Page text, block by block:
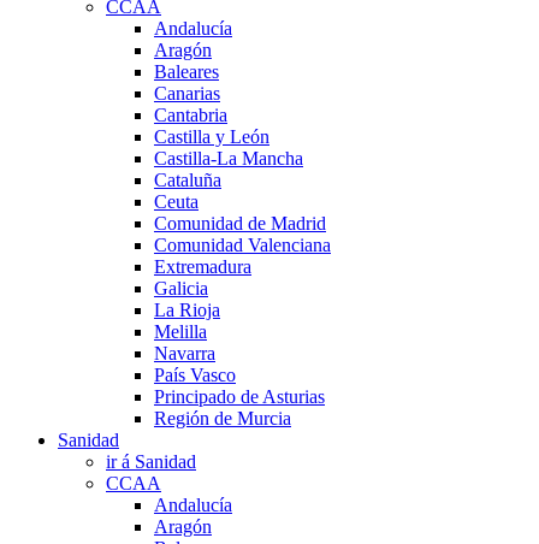
CCAA
Andalucía
Aragón
Baleares
Canarias
Cantabria
Castilla y León
Castilla-La Mancha
Cataluña
Ceuta
Comunidad de Madrid
Comunidad Valenciana
Extremadura
Galicia
La Rioja
Melilla
Navarra
País Vasco
Principado de Asturias
Región de Murcia
Sanidad
ir á Sanidad
CCAA
Andalucía
Aragón